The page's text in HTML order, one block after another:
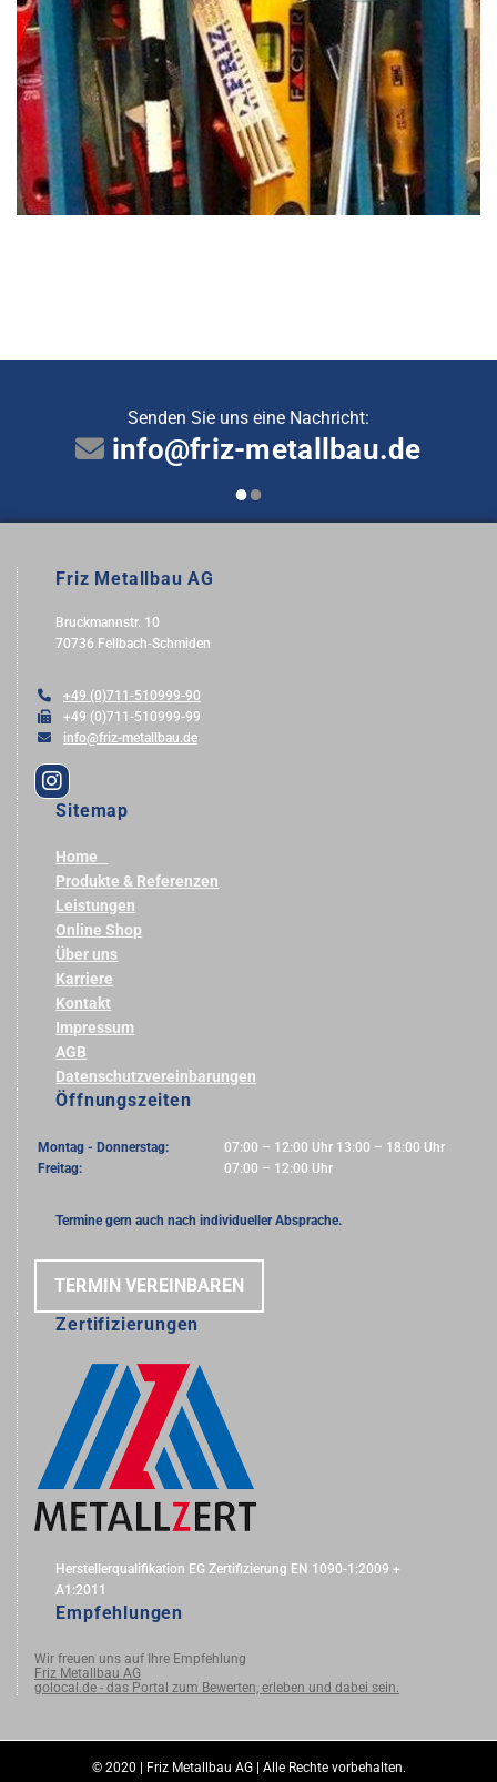
Senden Sie uns eine Nachricht:
 info@friz-metallbau.de
Friz Metallbau AG
Bruckmannstr. 10
70736 Fellbach-Schmiden
 +49 (0)711-510999-90
 +49 (0)711-510999-99
 info@friz-metallbau.de
Sitemap
Home
Produkte & Referenzen
Leistungen
Online Shop
Über uns
Karriere
Kontakt
Impressum
AGB
Datenschutzvereinbarungen
Öffnungszeiten
Montag - Donnerstag:
07:00 – 12:00 Uhr 13:00 – 18:00 Uhr
Freitag:
07:00 – 12:00 Uhr
Termine gern auch nach individueller Absprache.
TERMIN VEREINBAREN
Zertifizierungen
Herstellerqualifikation EG Zertifizierung EN 1090-1:2009 +
A1:2011
Empfehlungen
Wir freuen uns auf Ihre Empfehlung
Friz Metallbau AG
golocal.de - das Portal zum Bewerten, erleben und dabei sein.
© 2020 | Friz Metallbau AG | Alle Rechte vorbehalten.